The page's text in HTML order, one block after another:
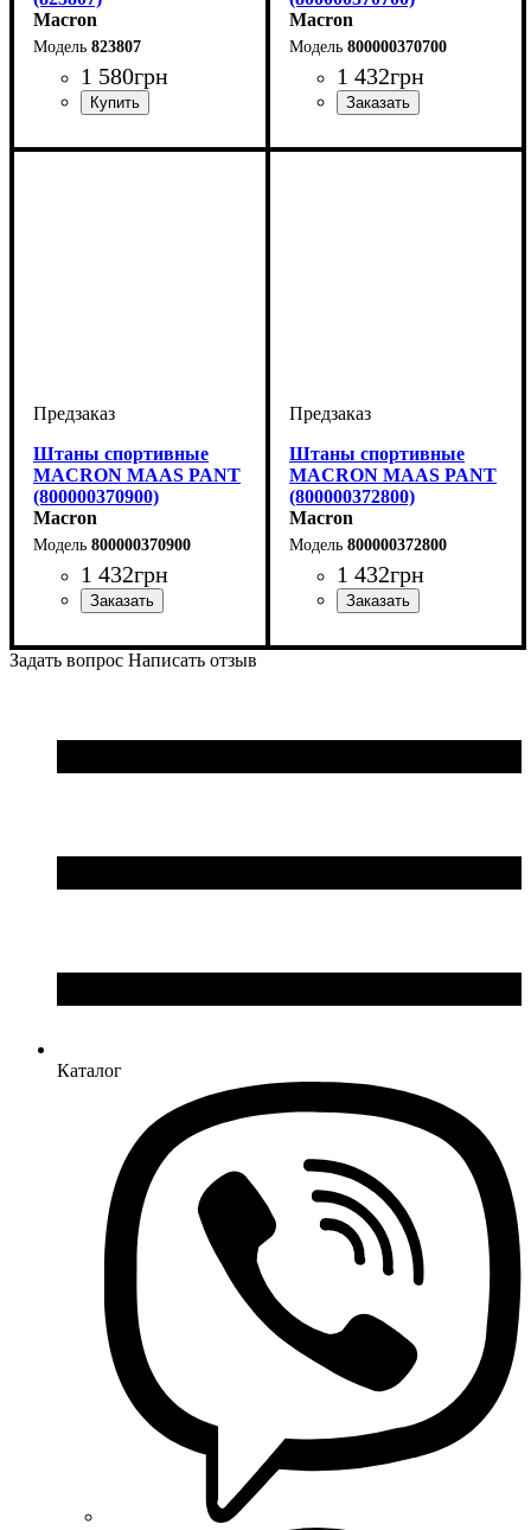
Macron
823807
1 580грн
Macron
800000370700
1 432грн
Штаны спортивные
MACRON MAAS PANT
(800000370900)
Macron
800000370900
1 432грн
Штаны спортивные
MACRON MAAS PANT
(800000372800)
Macron
800000372800
1 432грн
Задать вопрос Написать отзыв
Каталог